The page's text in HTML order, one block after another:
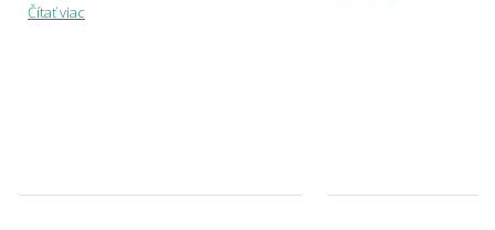
Viete mi miestnosť namodelovať aj do iného
Aký materiál metrážneho koberca vybrať -
Čítať viac